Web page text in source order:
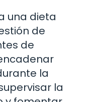
una dieta
de
de
la
la